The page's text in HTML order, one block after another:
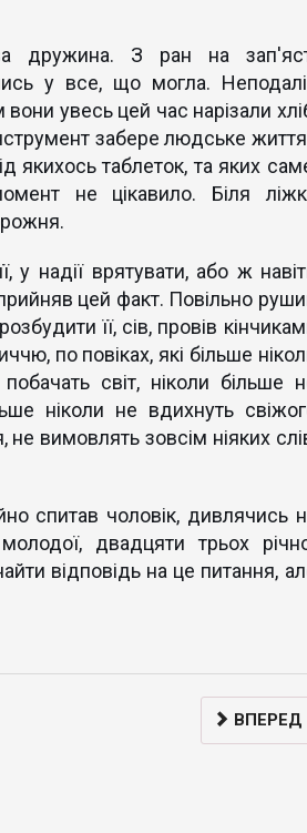
дружина. З ран на
у все, що могла.
увесь цей час нарізали
забере людське
якихось таблеток, та яких
не цікавило. Біля
у надії врятувати, або ж
цей факт. Повільно
її, сів, провів
по повіках, які більше
світ, ніколи більше
ніколи не вдихнуть
не вимовлять зовсім ніяких
спитав чоловік, дивлячись
двадцяти трьох
відповідь на це питання,
ВПЕРЕД